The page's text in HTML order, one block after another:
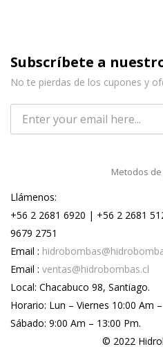
Subscríbete a
No te pierdas de los cupones y
Metodos
Llámenos:
+56 2 2681 6920 | +56 2 2681
9679 2751
Email :
Email : ventas@hidrobombas.cl
Local: Chacabuco 98, Santiago.
Horario: Lun – Viernes 10:00 Am
Sábado: 9:00 Am – 13:00 Pm.
© 2022